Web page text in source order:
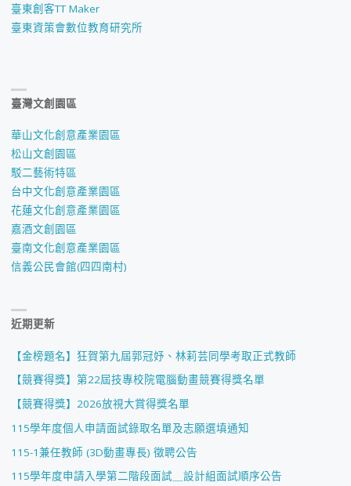
臺東創客TT Maker
臺東資策會數位教育研究所
臺灣文創園區
華山文化創意產業園區
松山文創園區
駁二藝術特區
台中文化創意產業園區
花蓮文化創意產業園區
嘉酒文創園區
臺南文化創意產業園區
信義公民會館(四四南村)
近期更新
【金榜題名】狂賀第九屆郭冠妤、林莉芸同學考取正式教師
【競賽得獎】第22屆技專校院電腦動畫競賽得獎名單
【競賽得獎】2026放視大賞得獎名單
115學年度個人申請面試錄取名單及志願選填通知
115-1兼任教師 (3D動畫專長) 徵聘公告
115學年度申請入學第二階段面試＿設計組面試順序公告